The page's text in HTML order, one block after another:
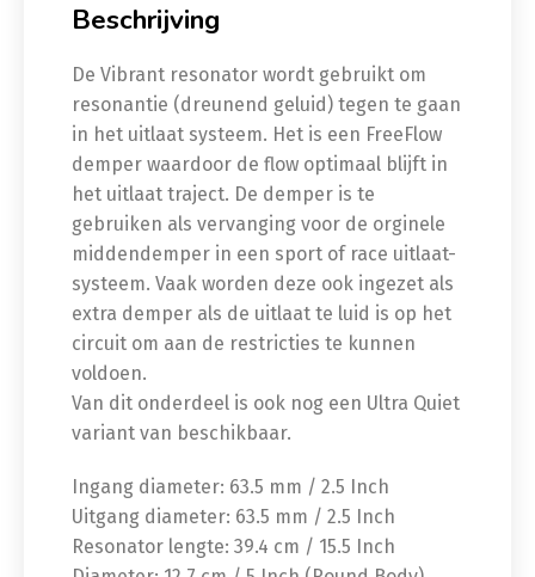
Beschrijving
De Vibrant resonator wordt gebruikt om
resonantie (dreunend geluid) tegen te gaan
in het uitlaat systeem. Het is een FreeFlow
demper waardoor de flow optimaal blijft in
het uitlaat traject. De demper is te
gebruiken als vervanging voor de orginele
middendemper in een sport of race uitlaat-
systeem. Vaak worden deze ook ingezet als
extra demper als de uitlaat te luid is op het
circuit om aan de restricties te kunnen
voldoen.
Van dit onderdeel is ook nog een Ultra Quiet
variant van beschikbaar.
Ingang diameter: 63.5 mm / 2.5 Inch
Uitgang diameter: 63.5 mm / 2.5 Inch
Resonator lengte: 39.4 cm / 15.5 Inch